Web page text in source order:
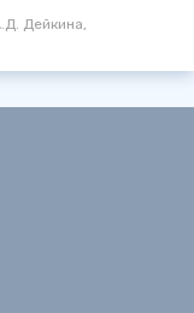
Дейкина,